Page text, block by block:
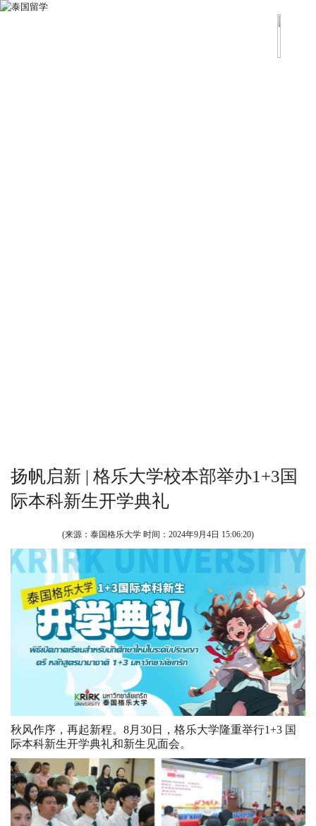
扬帆启新 | 格乐大学校本部举办1+3国
际本科新生开学典礼
(来源：泰国格乐大学 时间： 2024年9月4日 15:06:20)
秋风作序，再起新程。8月30日，格乐大学隆重举行1+3 国
际本科新生开学典礼和新生见面会。